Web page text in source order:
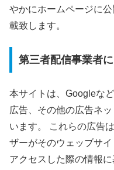
やかにホームページに
載致します。
第三者配信事業者
本サイトは、Googleな
広告、その他の広告ネ
います。 これらの広告
ザーがそのウェッブサ
アクセスした際の情報